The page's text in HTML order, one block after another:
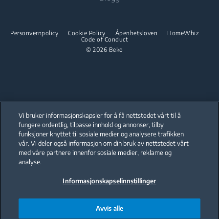
Komfyr
Integrert mikro
Oppvask
Integrert platetopp
Integrerte sett
Beko Professional
© 2026 Beko
Personvernpolicy Cookie Policy Åpenhetsloven
HomeWhiz
Code of Conduct
Our parent company, Beko has 55,000 employees throughout the world
with its global operations through its subsidiaries in 57 countries and 45
production facilities in 13 countries
(i.e. Türkiye, UK, Italy, Romania, Slovakia, Poland, South Africa, Russia,
Beko became the largest white goods company in Europe with its
are home to over 2,300 researchers and hold more than 3,500
international registered patent applications to date.
Vi bruker informasjonskapsler for å få nettstedet vårt til å
fungere ordentlig, tilpasse innhold og annonser, tilby
funksjoner knyttet til sosiale medier og analysere trafikken
vår. Vi deler også informasjon om din bruk av nettstedet vårt
med våre partnere innenfor sosiale medier, reklame og
analyse.
Informasjonskapselinnstillinger
Avvis alle